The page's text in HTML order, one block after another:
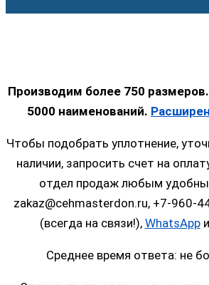
Производим более 750
5000 наименований.
Чтобы подобрать уплотнение,
наличии, запросить счет на
отдел продаж любым
zakaz@cehmasterdon.ru, +7-960-
(всегда на связи!), WhatsApp
Среднее время ответа: не